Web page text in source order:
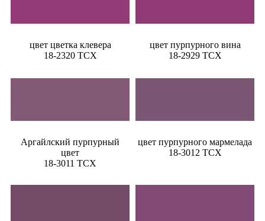
цвет цветка клевера
18-2320 TCX
цвет пурпурного вина
18-2929 TCX
Аргайлский пурпурный
цвет
18-3011 TCX
цвет пурпурного мармелада
18-3012 TCX